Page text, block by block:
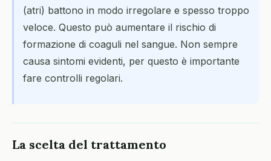
(atri) battono in modo irregolare e spesso troppo
veloce. Questo può aumentare il rischio di
formazione di coaguli nel sangue. Non sempre
causa sintomi evidenti, per questo è importante
fare controlli regolari.
La scelta del trattamento